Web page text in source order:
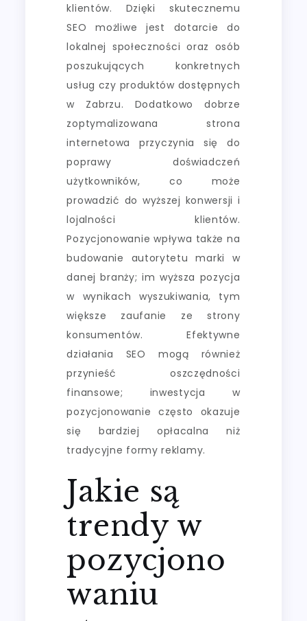
klientów. Dzięki skutecznemu
SEO możliwe jest dotarcie do
lokalnej społeczności oraz osób
poszukujących konkretnych
usług czy produktów dostępnych
w Zabrzu. Dodatkowo dobrze
zoptymalizowana strona
internetowa przyczynia się do
poprawy doświadczeń
użytkowników, co może
prowadzić do wyższej konwersji i
lojalności klientów.
Pozycjonowanie wpływa także na
budowanie autorytetu marki w
danej branży; im wyższa pozycja
w wynikach wyszukiwania, tym
większe zaufanie ze strony
konsumentów. Efektywne
działania SEO mogą również
przynieść oszczędności
finansowe; inwestycja w
pozycjonowanie często okazuje
się bardziej opłacalna niż
tradycyjne formy reklamy.
Jakie są
trendy w
pozycjono
waniu